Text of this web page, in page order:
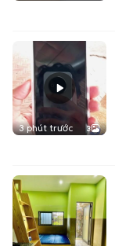
3 phút trước 3